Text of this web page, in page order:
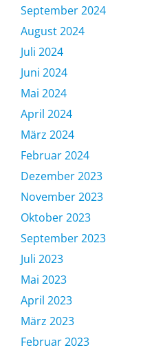
September 2024
August 2024
Juli 2024
Juni 2024
Mai 2024
April 2024
März 2024
Februar 2024
Dezember 2023
November 2023
Oktober 2023
September 2023
Juli 2023
Mai 2023
April 2023
März 2023
Februar 2023